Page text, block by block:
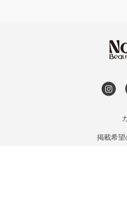
掲載希望